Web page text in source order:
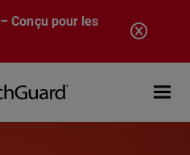
– Conçu pour les
Open